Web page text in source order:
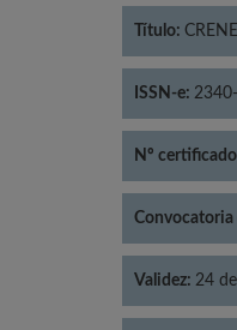
Título:
ISSN-e:
Nº
Convocatoria
Validez: 24